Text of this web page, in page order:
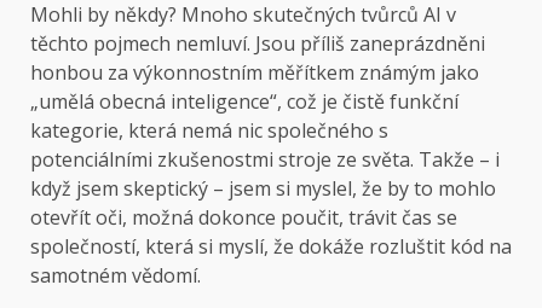
Mohli by někdy? Mnoho skutečných tvůrců AI v
těchto pojmech nemluví. Jsou příliš zaneprázdněni
honbou za výkonnostním měřítkem známým jako
„umělá obecná inteligence“, což je čistě funkční
kategorie, která nemá nic společného s
potenciálními zkušenostmi stroje ze světa. Takže – i
když jsem skeptický – jsem si myslel, že by to mohlo
otevřít oči, možná dokonce poučit, trávit čas se
společností, která si myslí, že dokáže rozluštit kód na
samotném vědomí.